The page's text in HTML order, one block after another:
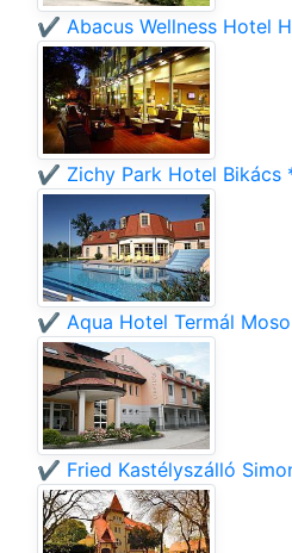
✔️ Abacus Wellness Hotel
✔️ Zichy Park Hotel Bikács
✔️ Aqua Hotel Termál
✔️ Fried Kastélyszálló